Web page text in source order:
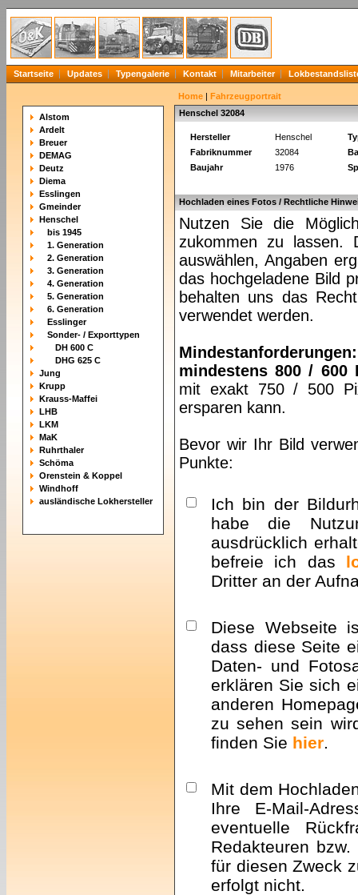
Startseite Updates Typengalerie Kontakt Mitarbeiter
Alstom
Ardelt
Breuer
DEMAG
Deutz
Diema
Esslingen
Gmeinder
Henschel
bis 1945
1. Generation
2. Generation
3. Generation
4. Generation
5. Generation
6. Generation
Esslinger
Sonder- / Exporttypen
DH 600 C
DHG 625 C
Jung
Krupp
Krauss-Maffei
LHB
LKM
MaK
Ruhrthaler
Schöma
Orenstein & Koppel
Windhoff
ausländische Lokhersteller
Home | Fahrzeugportrait
Henschel 32084
Hersteller Henschel
Fabriknummer
32084
Baujahr
1976
Hochladen eines Fotos / Rechtliche
Nutzen Sie die
zukommen zu lassen.
auswählen, Angaben
das hochgeladene Bild
behalten uns das
verwendet werden.
Mindestanforderungen:
mindestens 800 / 600
mit exakt 750 / 500
ersparen kann.
Bevor wir Ihr Bild
Punkte:
Ich bin der
habe die
ausdrücklich
befreie ich das
Dritter an der
Diese Webseite
dass diese Seite
Daten- und
erklären Sie sich
anderen
zu sehen sein
finden Sie hier.
Mit dem
Ihre E-Mail-
eventuelle
Redakteuren
für diesen Zweck
erfolgt nicht.